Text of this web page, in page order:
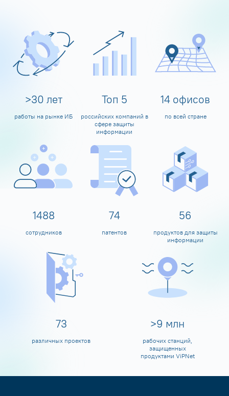
>30 лет
работы на рынке ИБ
Топ 5
российских компаний в
сфере защиты
информации
14 офисов
по всей стране
1599
сотрудников
80
патентов
60
продуктов для защиты
информации
80
различных проектов
>10 млн
рабочих станций,
защищенных
продуктами ViPNet